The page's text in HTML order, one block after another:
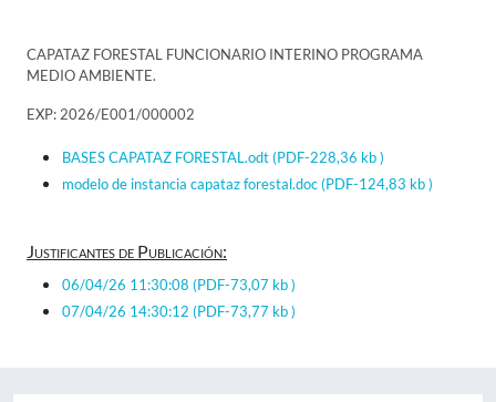
CAPATAZ FORESTAL FUNCIONARIO INTERINO PROGRAMA
MEDIO AMBIENTE.
EXP: 2026/E001/000002
BASES CAPATAZ FORESTAL.odt(PDF-228,36 kb )
modelo de instancia capataz forestal.doc(PDF-124,83 kb )
Justificantes de Publicación:
06/04/26 11:30:08 (PDF-73,07 kb )
07/04/26 14:30:12 (PDF-73,77 kb )